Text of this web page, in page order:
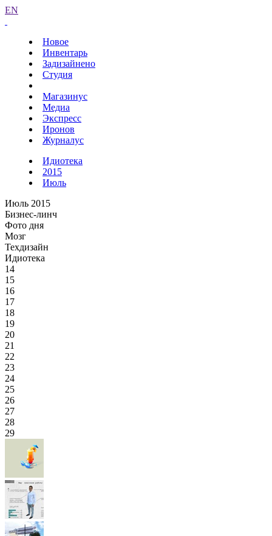
EN
Новое
Инвентарь
Задизайнено
Студия
Магазинус
Медиа
Экспресс
Иронов
Журналус
Идиотека
2015
Июль
Июль 2015
Бизнес-линч
Фото дня
Мозг
Техдизайн
Идиотека
14
15
16
17
18
19
20
21
22
23
24
25
26
27
28
29